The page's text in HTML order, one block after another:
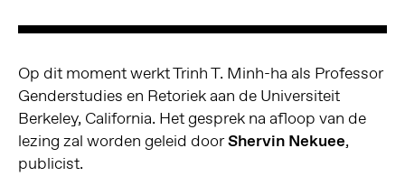
Op dit moment werkt Trinh T. Minh-ha als Professor
Genderstudies en Retoriek aan de Universiteit
Berkeley, California. Het gesprek na afloop van de
lezing zal worden geleid doorShervin Nekuee,
publicist.